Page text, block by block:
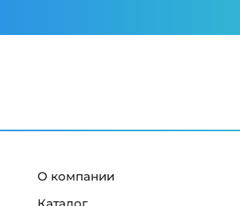
О компании